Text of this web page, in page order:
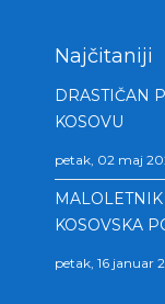
Najčitaniji
DRASTIČAN
KOSOVU
petak, 02 maj
KOSOVSKA
petak, 16 januar